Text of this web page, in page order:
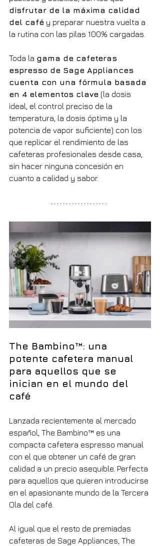
disfrutar de la máxima calidad
del café y preparar nuestra vuelta a
la rutina con las pilas 100% cargadas.
Toda la gama de cafeteras
espresso de Sage Appliances
cuenta con una fórmula basada
en 4 elementos clave (la dosis
ideal, el control preciso de la
temperatura, la dosis óptima y la
potencia de vapor suficiente) con los
que replicar el rendimiento de las
cafeteras profesionales desde casa,
sin hacer ninguna concesión en
cuanto a calidad y sabor.
The Bambino™: una
potente cafetera manual
para aquellos que se
inician en el mundo del
café
Lanzada recientemente al mercado
español, The Bambino™ es una
compacta cafetera espresso manual
con el que obtener un café de gran
calidad a un precio asequible. Perfecta
para aquellos que quieren introducirse
en el apasionante mundo de la Tercera
Ola del café.
Al igual que el resto de premiadas
cafeteras de Sage Appliances, The